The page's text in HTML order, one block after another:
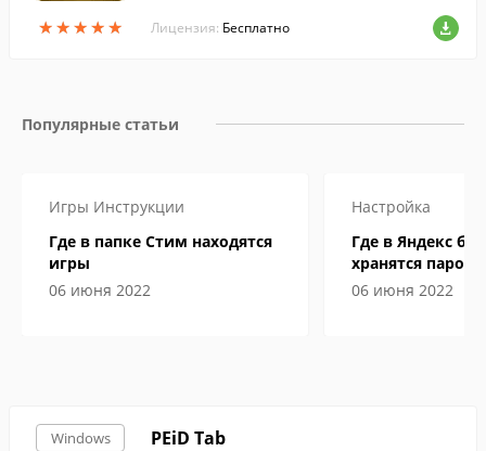
★★★★★
★★★★★ Лицензия: Бесплатно
Популярные статьи
Игры Инструкции
Где в папке Стим находятся
игры
06 июня 2022
Настройка
Где в Яндекс
хранятся пароли
06 июня 2022
Windows PEiD Tab